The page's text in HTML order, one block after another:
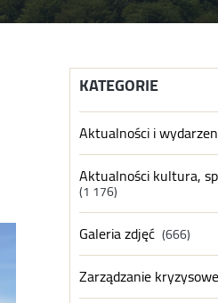
KATEGORIE
Aktualności i
Aktualności kultura,
(1 176)
Galeria zdjęć (666)
Zarządzanie kryzysowe